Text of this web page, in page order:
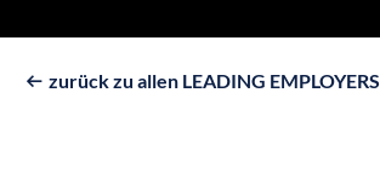
 zurück zu allen LEADING EMPLOYERS